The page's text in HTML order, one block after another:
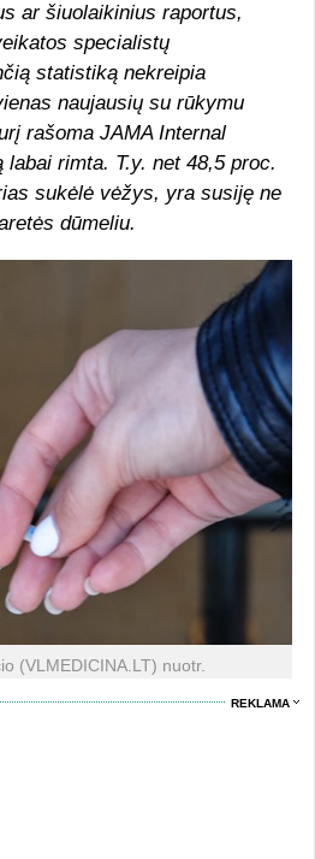
ar šiuolaikinius raportus,
specialistų
statistiką nekreipia
naujausių su rūkymu
rašoma JAMA Internal
labai rimta. T.y. net 48,5 proc.
sukėlė vėžys, yra susiję ne
dūmeliu.
(VLMEDICINA.LT) nuotr.
REKLAMA